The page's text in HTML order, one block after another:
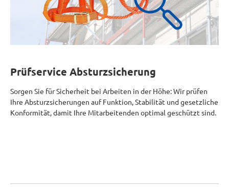
Prüfservice Absturzsicherung
Sorgen Sie für Sicherheit bei Arbeiten in der Höhe: Wir prüfen
Ihre Absturzsicherungen auf Funktion, Stabilität und gesetzliche
Konformität, damit Ihre Mitarbeitenden optimal geschützt sind.